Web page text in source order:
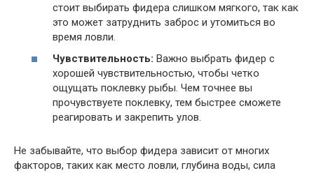
стоит выбирать фидера слишком мягкого, так как
это может затруднить заброс и утомиться во
время ловли.
Чувствительность: Важно выбрать фидер с
хорошей чувствительностью, чтобы четко
ощущать поклевку рыбы. Чем точнее вы
прочувствуете поклевку, тем быстрее сможете
реагировать и закрепить улов.
Не забывайте, что выбор фидера зависит от многих
факторов, таких как место ловли, глубина воды, сила